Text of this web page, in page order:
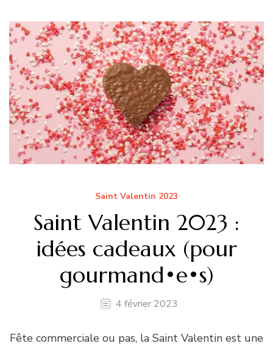
Saint Valentin 2023
Saint Valentin 2023 :
idées cadeaux (pour
gourmand•e•s)
4 février 2023
Fête commerciale ou pas, la Saint Valentin est une